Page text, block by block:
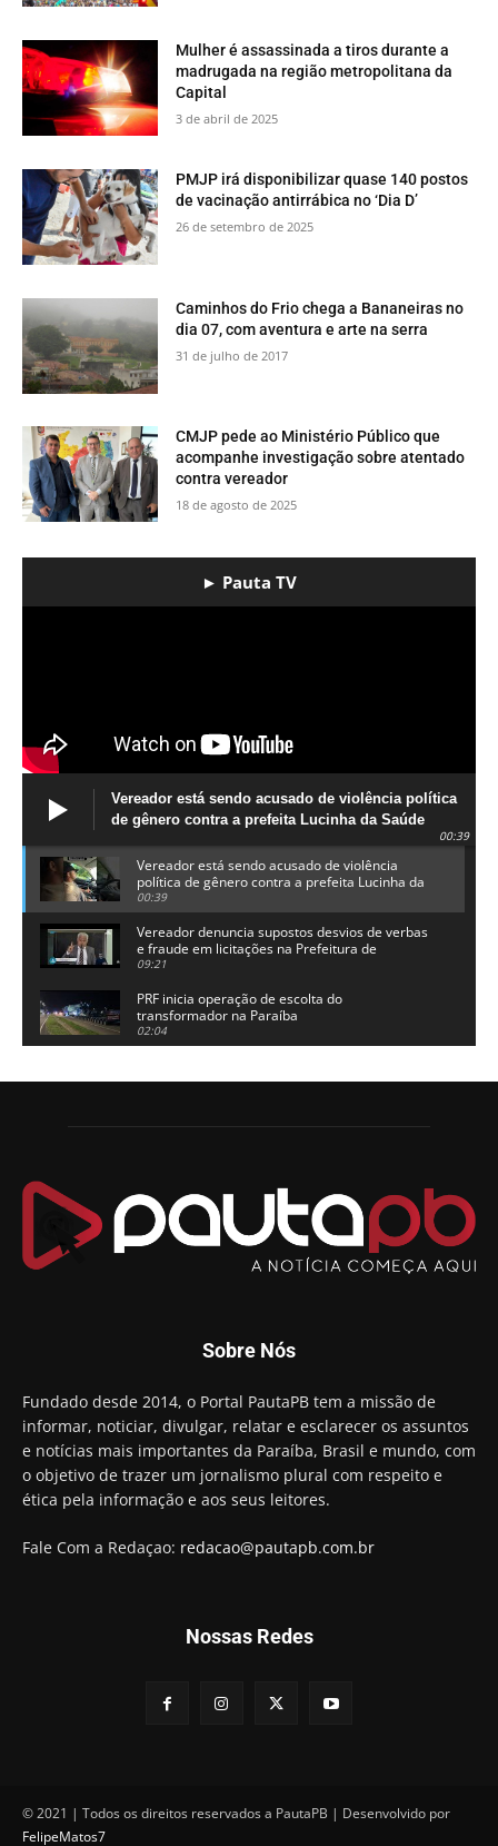
Mulher é assassinada a tiros durante a
madrugada na região metropolitana da
Capital
3 de abril de 2025
PMJP irá disponibilizar quase 140 postos
de vacinação antirrábica no ‘Dia D’
26 de setembro de 2025
​Caminhos do Frio chega a Bananeiras no
dia 07, com aventura e arte na serra
31 de julho de 2017
CMJP pede ao Ministério Público que
acompanhe investigação sobre atentado
contra vereador
18 de agosto de 2025
► Pauta TV
Vereador está sendo acusado de violência política
de gênero contra a prefeita Lucinha da Saúde
00:39
Vereador está sendo acusado de violência
política de gênero contra a prefeita Lucinha da
Saúde
00:39
Vereador denuncia supostos desvios de verbas
e fraude em licitações na Prefeitura de
Alhandra
09:21
PRF inicia operação de escolta do
transformador na Paraíba
02:04
candidatura a governador da Paraíba
Chapa dos sonhos: Cícero agradece a Galdino,
Arthur Lira parabeniza Karla Pimentel por sua
reeleição em Conde
00:23
Aguinaldo Ribeiro destaca apoio do PP a Hugo
preso e faz vídeo na cadeia
Hugo Motta retira projeto que permitia bancos
"confiscar" dinheiro de clientes
01:49
Descaso da gestão Panta deixa crianças e
professoras 'ilhadas' em creche
00:16
Sobre Nós
Fundado desde 2014, o Portal PautaPB tem a missão de
informar, noticiar, divulgar, relatar e esclarecer os assuntos
e notícias mais importantes da Paraíba, Brasil e mundo, com
o objetivo de trazer um jornalismo plural com respeito e
ética pela informação e aos seus leitores.
Fale Com a Redaçao: redacao@pautapb.com.br
Nossas Redes
© 2021 | Todos os direitos reservados a PautaPB | Desenvolvido por
FelipeMatos7